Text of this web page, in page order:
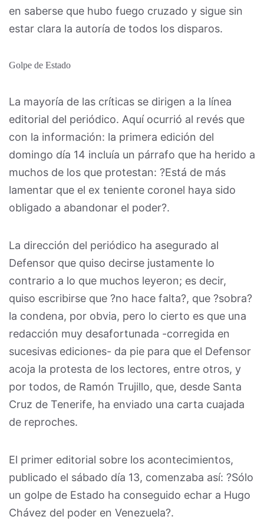
en saberse que hubo fuego cruzado y sigue sin
estar clara la autoría de todos los disparos.
Golpe de Estado
La mayoría de las críticas se dirigen a la línea
editorial del periódico. Aquí ocurrió al revés que
con la información: la primera edición del
domingo día 14 incluía un párrafo que ha herido a
muchos de los que protestan: ?Está de más
lamentar que el ex teniente coronel haya sido
obligado a abandonar el poder?.
La dirección del periódico ha asegurado al
Defensor que quiso decirse justamente lo
contrario a lo que muchos leyeron; es decir,
quiso escribirse que ?no hace falta?, que ?sobra?
la condena, por obvia, pero lo cierto es que una
redacción muy desafortunada -corregida en
sucesivas ediciones- da pie para que el Defensor
acoja la protesta de los lectores, entre otros, y
por todos, de Ramón Trujillo, que, desde Santa
Cruz de Tenerife, ha enviado una carta cuajada
de reproches.
El primer editorial sobre los acontecimientos,
publicado el sábado día 13, comenzaba así: ?Sólo
un golpe de Estado ha conseguido echar a Hugo
Chávez del poder en Venezuela?.